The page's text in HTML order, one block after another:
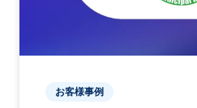
お客様事例